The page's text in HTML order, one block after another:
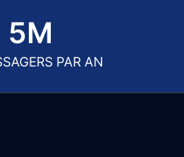
PAR AN
5M